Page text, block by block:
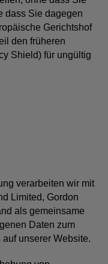
dass Sie dagegen
Gerichtshof
den früheren
Shield) für ungültig
verarbeiten wir mit
Limited, Gordon
als gemeinsame
Daten zum
unserer Website.